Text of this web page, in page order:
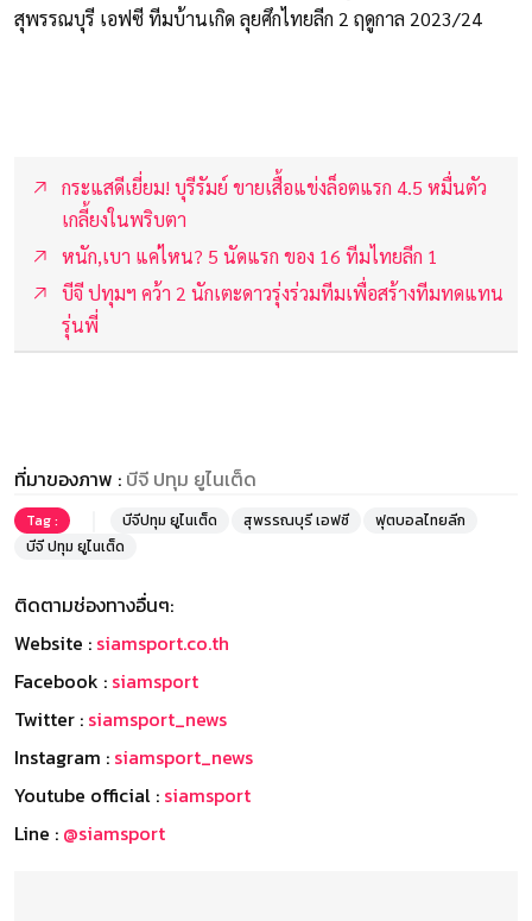
สุพรรณบุรี เอฟซี ทีมบ้านเกิด ลุยศึกไทยลีก 2 ฤดูกาล 2023/24
กระแสดีเยี่ยม! บุรีรัมย์ ขายเสื้อแข่งล็อตแรก 4.5 หมื่นตัว
เกลี้ยงในพริบตา
หนัก,เบา แค่ไหน? 5 นัดแรก ของ 16 ทีมไทยลีก 1
บีจี ปทุมฯ คว้า 2 นักเตะดาวรุ่งร่วมทีมเพื่อสร้างทีมทดแทน
รุ่นพี่
ที่มาของภาพ : บีจี ปทุม ยูไนเต็ด
Tag : บีจีปทุม ยูไนเต็ด สุพรรณบุรี เอฟซี
ฟุตบอลไทยลีก
บีจี ปทุม ยูไนเต็ด
ติดตามช่องทางอื่นๆ:
Website : siamsport.co.th
Facebook : siamsport
Twitter : siamsport_news
Instagram : siamsport_news
Youtube official : siamsport
Line : @siamsport